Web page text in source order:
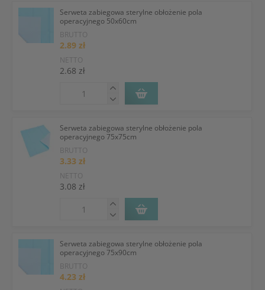
Serweta zabiegowa sterylne obłożenie pola
operacyjnego 50x60cm
BRUTTO
2.89 zł
NETTO
2.68 zł
Serweta zabiegowa sterylne obłożenie pola
operacyjnego 75x75cm
BRUTTO
3.33 zł
NETTO
3.08 zł
Serweta zabiegowa sterylne obłożenie pola
operacyjnego 75x90cm
BRUTTO
4.23 zł